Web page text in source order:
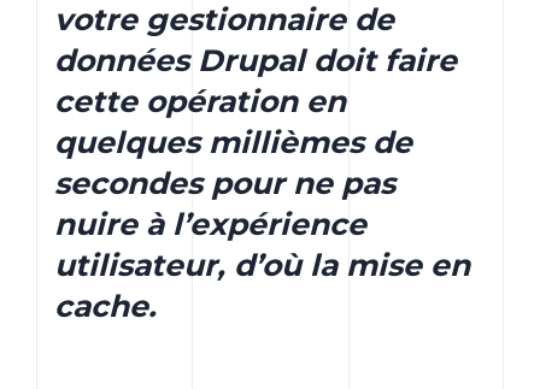
votre gestionnaire de
données Drupal doit faire
cette opération en
quelques millièmes de
secondes pour ne pas
nuire à l’expérience
utilisateur, d’où la mise en
cache.